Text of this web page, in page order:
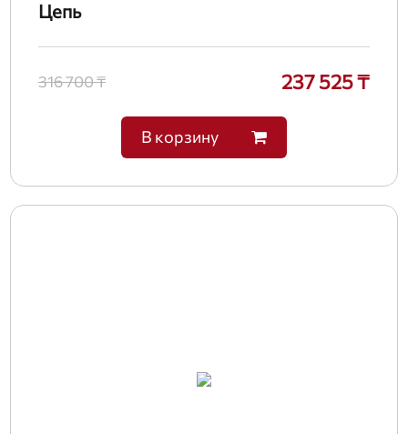
Цепь
316 700 ₸ 237 525 ₸
В корзину